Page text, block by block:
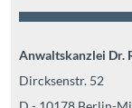
Anwaltskanzlei Dr.
Dircksenstr. 52